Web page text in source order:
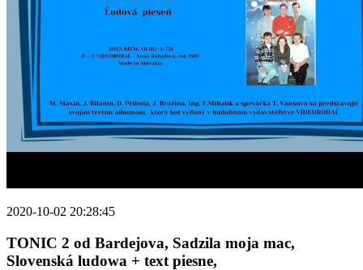
2020-10-02 20:28:45
TONIC 2 od Bardejova, Sadzila moja mac,
Slovenská ludowa + text piesne,